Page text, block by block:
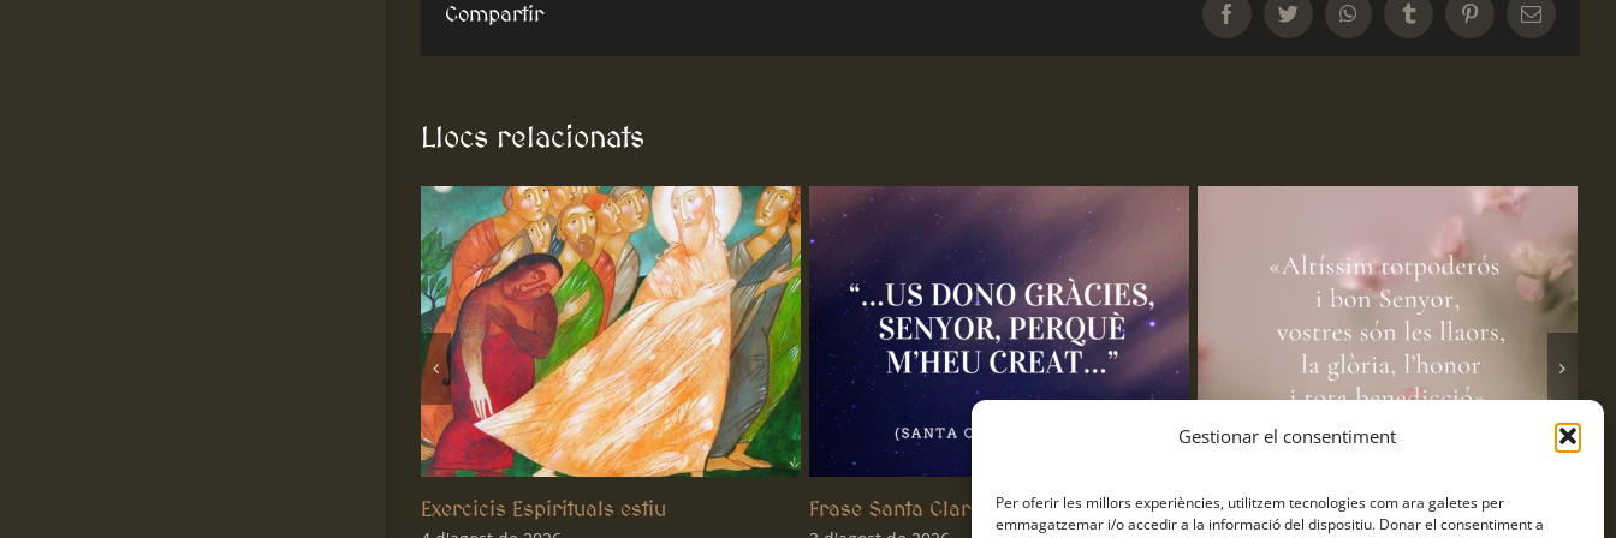
Gestionar el consentiment
Per oferir les millors experiències, utilitzem tecnologies com ara galetes per
emmagatzemar i/o accedir a la informació del dispositiu. Donar el consentiment a
Compartir FacebookTwitterWhatsAppTumblrPinterestEmail:
Llocs relacionats
Frase Santa Clara Frase Sant Francesc
Pregària contemplativa amb cants de